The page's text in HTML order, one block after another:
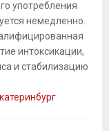
употребления
немедленно.
интоксикации,
и стабилизацию